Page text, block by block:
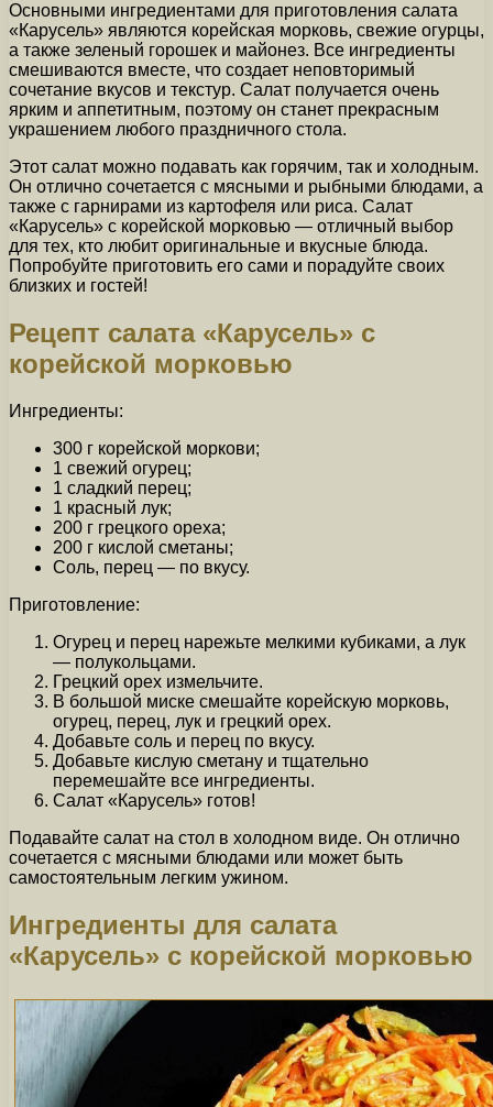
Основными ингредиентами для приготовления салата
«Карусель» являются корейская морковь, свежие огурцы,
а также зеленый горошек и майонез. Все ингредиенты
смешиваются вместе, что создает неповторимый
сочетание вкусов и текстур. Салат получается очень
ярким и аппетитным, поэтому он станет прекрасным
украшением любого праздничного стола.
Этот салат можно подавать как горячим, так и холодным.
Он отлично сочетается с мясными и рыбными блюдами, а
также с гарнирами из картофеля или риса. Салат
«Карусель» с корейской морковью — отличный выбор
для тех, кто любит оригинальные и вкусные блюда.
Попробуйте приготовить его сами и порадуйте своих
близких и гостей!
Рецепт салата «Карусель» с
корейской морковью
Ингредиенты:
300 г корейской моркови;
1 свежий огурец;
1 сладкий перец;
1 красный лук;
200 г грецкого ореха;
200 г кислой сметаны;
Соль, перец — по вкусу.
Приготовление:
Огурец и перец нарежьте мелкими кубиками, а лук
— полукольцами.
Грецкий орех измельчите.
В большой миске смешайте корейскую морковь,
огурец, перец, лук и грецкий орех.
Добавьте соль и перец по вкусу.
Добавьте кислую сметану и тщательно
перемешайте все ингредиенты.
Салат «Карусель» готов!
Подавайте салат на стол в холодном виде. Он отлично
сочетается с мясными блюдами или может быть
самостоятельным легким ужином.
Ингредиенты для салата
«Карусель» с корейской морковью